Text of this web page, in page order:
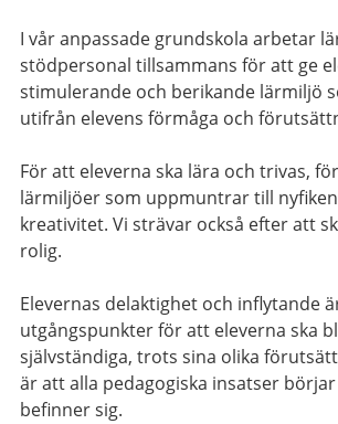
I vår anpassade grundskola arbetar
stödpersonal tillsammans för att ge
stimulerande och berikande lärmiljö
utifrån elevens förmåga och
För att eleverna ska lära och trivas,
lärmiljöer som uppmuntrar till
kreativitet. Vi strävar också efter att
rolig.
Elevernas delaktighet och inflytande
utgångspunkter för att eleverna ska
självständiga, trots sina olika
är att alla pedagogiska insatser
befinner sig.